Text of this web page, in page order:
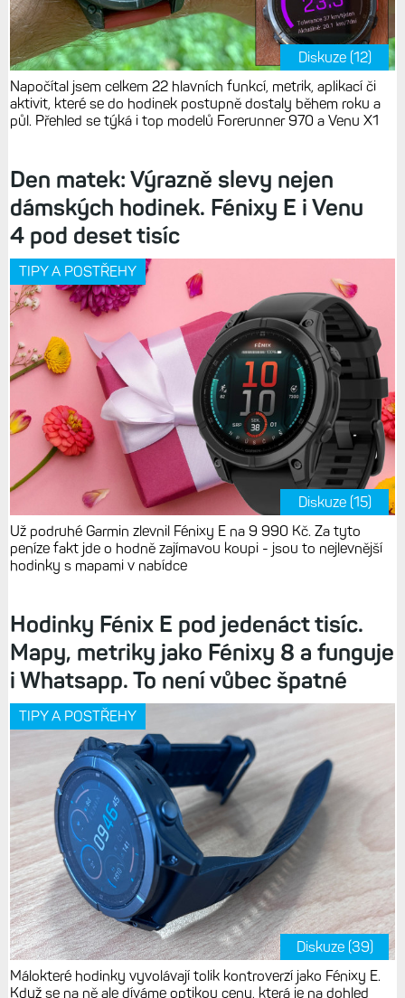
Diskuze (12)
Napočítal jsem celkem 22 hlavních funkcí, metrik, aplikací či
aktivit, které se do hodinek postupně dostaly během roku a
půl. Přehled se týká i top modelů Forerunner 970 a Venu X1
Den matek: Výrazně slevy nejen
dámských hodinek. Fénixy E i Venu
4 pod deset tisíc
TIPY A POSTŘEHY
Diskuze (15)
Už podruhé Garmin zlevnil Fénixy E na 9 990 Kč. Za tyto
peníze fakt jde o hodně zajímavou koupi - jsou to nejlevnější
hodinky s mapami v nabídce
Hodinky Fénix E pod jedenáct tisíc.
Mapy, metriky jako Fénixy 8 a funguje
i Whatsapp. To není vůbec špatné
TIPY A POSTŘEHY
Diskuze (39)
Málokteré hodinky vyvolávají tolik kontroverzí jako Fénixy E.
Když se na ně ale díváme optikou ceny, která je na dohled